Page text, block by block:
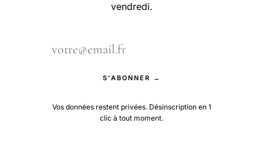
vendredi.
S'ABONNER →
Vos données restent privées. Désinscription en 1
clic à tout moment.